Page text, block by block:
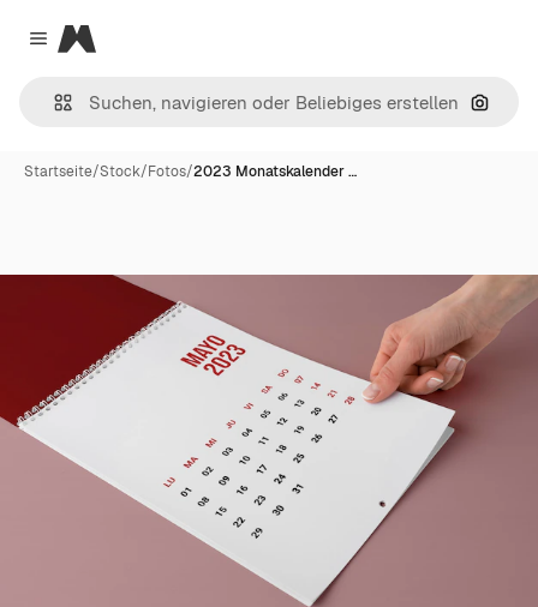
Close menu
Magnific
Nach
Startseite/Stock/Fotos/2023 Monatskalender …